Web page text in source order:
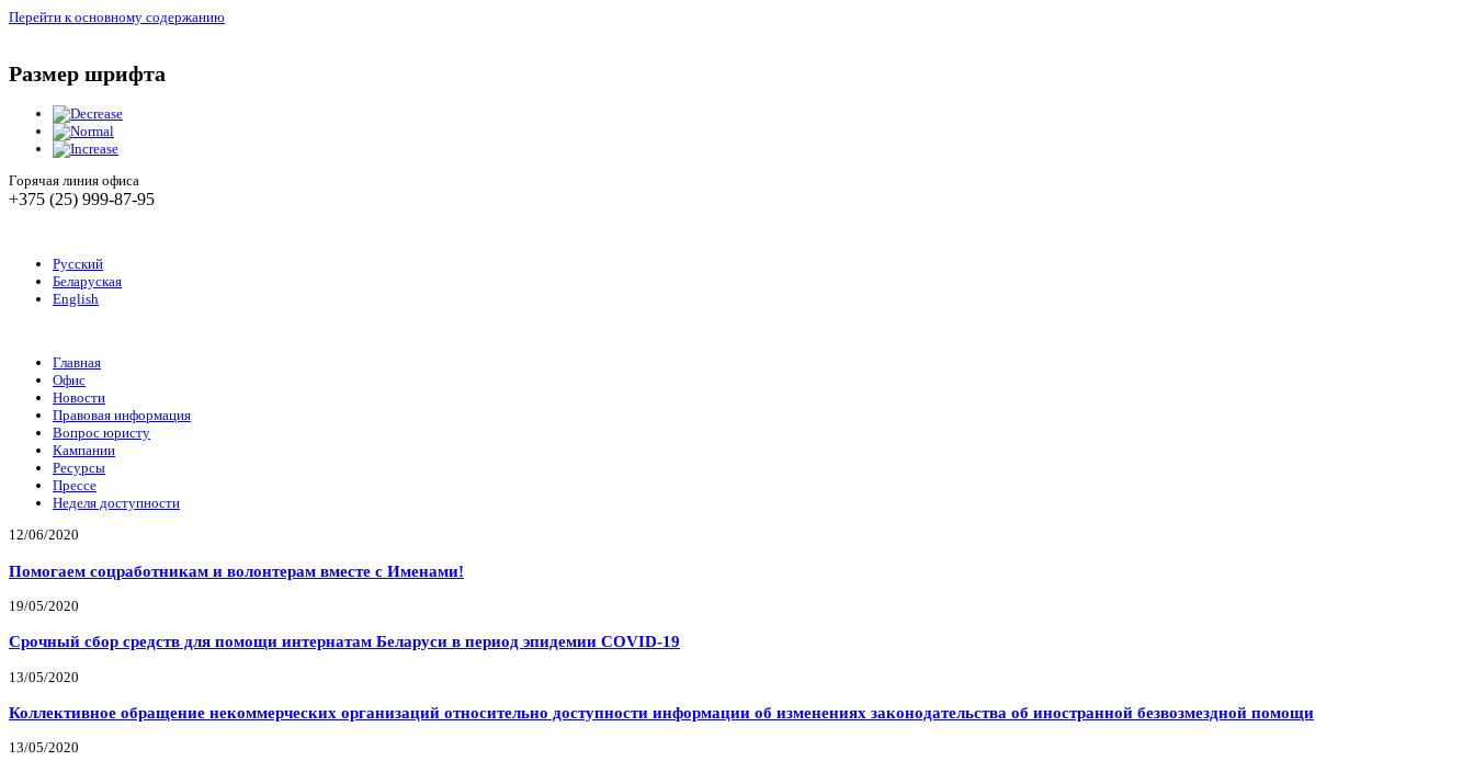
Перейти к основному содержанию
Размер шрифта
Горячая линия офиса
+375 (25) 999-87-95
Русский
Беларуская
English
Главная
Офис
Новости
Правовая информация
Вопрос юристу
Кампании
Ресурсы
Прессе
Неделя доступности
12/06/2020
Помогаем соцработникам и волонтерам вместе с Именами!
19/05/2020
Срочный сбор средств для помощи интернатам Беларуси в период эпидемии COVID-19
13/05/2020
Коллективное обращение некоммерческих организаций относительно доступности информации об изменениях законодательства об иностранной безвозмездной помощи
13/05/2020